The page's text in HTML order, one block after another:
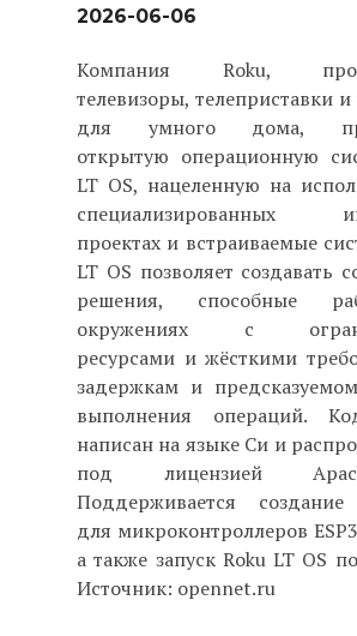
2026-06-06
Компания Roku,
телевизоры, телеприставки и
для умного дома,
открытую операционную
LT OS, нацеленную на
специализированных
проектах и встраиваемые
LT OS позволяет создавать
решения, способные
окружениях с
ресурсами и жёсткими
задержкам и
выполнения операций.
написан на языке Си и
под лицензией
Поддерживается
для микроконтроллеров
а также запуск Roku LT OS
Источник: opennet.ru